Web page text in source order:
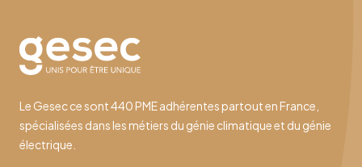
Le Gesec ce sont 440 PME adhérentes partout en France,
spécialisées dans les métiers du génie climatique et du génie
électrique.